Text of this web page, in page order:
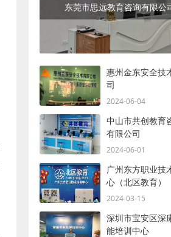
东莞市思远教育咨询有限公
惠州金东安全技
司
2024-06-04
中山市共创教育
有限公司
2024-06-01
广州东方职业技
心（北区教育）
2024-03-15
深圳市宝安区深
能培训中心